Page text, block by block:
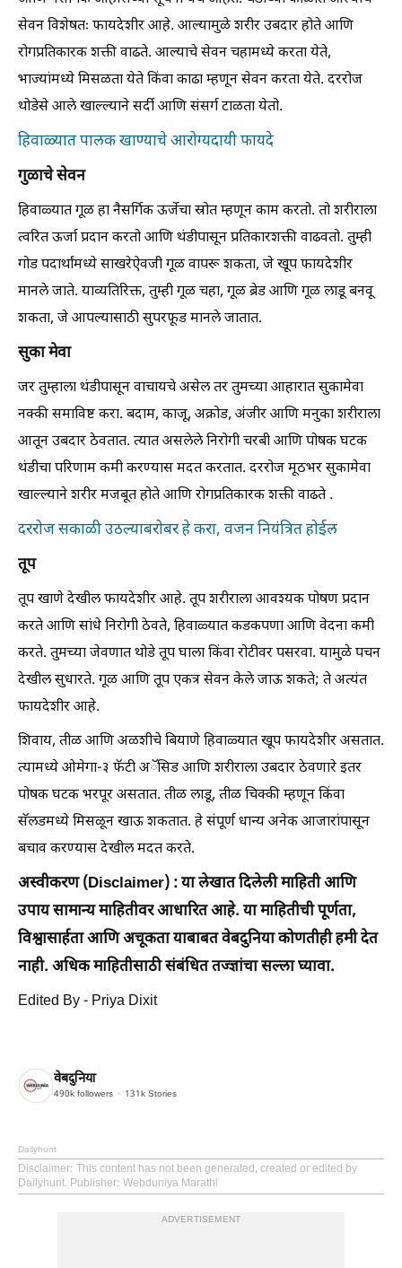
सेवन विशेषतः फायदेशीर आहे. आल्यामुळे शरीर उबदार होते आणि
रोगप्रतिकारक शक्ती वाढते. आल्याचे सेवन चहामध्ये करता येते,
भाज्यांमध्ये मिसळता येते किंवा काढा म्हणून सेवन करता येते. दररोज
थोडेसे आले खाल्ल्याने सर्दी आणि संसर्ग टाळता येतो.
हिवाळ्यात पालक खाण्याचे आरोग्यदायी फायदे
गुळाचे सेवन
हिवाळ्यात गूळ हा नैसर्गिक ऊर्जेचा स्रोत म्हणून काम करतो. तो शरीराला
त्वरित ऊर्जा प्रदान करतो आणि थंडीपासून प्रतिकारशक्ती वाढवतो. तुम्ही
गोड पदार्थांमध्ये साखरेऐवजी गूळ वापरू शकता, जे खूप फायदेशीर
मानले जाते. याव्यतिरिक्त, तुम्ही गूळ चहा, गूळ ब्रेड आणि गूळ लाडू बनवू
शकता, जे आपल्यासाठी सुपरफूड मानले जातात.
सुका मेवा
जर तुम्हाला थंडीपासून वाचायचे असेल तर तुमच्या आहारात सुकामेवा
नक्की समाविष्ट करा. बदाम, काजू, अक्रोड, अंजीर आणि मनुका शरीराला
आतून उबदार ठेवतात. त्यात असलेले निरोगी चरबी आणि पोषक घटक
थंडीचा परिणाम कमी करण्यास मदत करतात. दररोज मूठभर सुकामेवा
खाल्ल्याने शरीर मजबूत होते आणि रोगप्रतिकारक शक्ती वाढते .
दररोज सकाळी उठल्याबरोबर हे करा, वजन नियंत्रित होईल
तूप
तूप खाणे देखील फायदेशीर आहे. तूप शरीराला आवश्यक पोषण प्रदान
करते आणि सांधे निरोगी ठेवते, हिवाळ्यात कडकपणा आणि वेदना कमी
करते. तुमच्या जेवणात थोडे तूप घाला किंवा रोटीवर पसरवा. यामुळे पचन
देखील सुधारते. गूळ आणि तूप एकत्र सेवन केले जाऊ शकते; ते अत्यंत
फायदेशीर आहे.
शिवाय, तीळ आणि अळशीचे बियाणे हिवाळ्यात खूप फायदेशीर असतात.
त्यामध्ये ओमेगा-३ फॅटी अॅसिड आणि शरीराला उबदार ठेवणारे इतर
पोषक घटक भरपूर असतात. तीळ लाडू, तीळ चिक्की म्हणून किंवा
सॅलडमध्ये मिसळून खाऊ शकतात. हे संपूर्ण धान्य अनेक आजारांपासून
बचाव करण्यास देखील मदत करते.
अस्वीकरण (Disclaimer) : या लेखात दिलेली माहिती आणि
उपाय सामान्य माहितीवर आधारित आहे. या माहितीची पूर्णता,
विश्वासार्हता आणि अचूकता याबाबत वेबदुनिया कोणतीही हमी देत ​​
नाही. अधिक माहितीसाठी संबंधित तज्ज्ञांचा सल्ला घ्यावा.
Edited By - Priya Dixit
वेबदुनिया
490k followers 131k Stories
Dailyhunt
Disclaimer: This content has not been generated, created or edited by
Dailyhunt. Publisher: Webduniya Marathi
ADVERTISEMENT